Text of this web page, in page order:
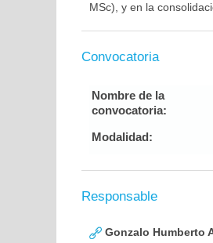
MSc), y en la
Convocatoria
Nombre de la
convocatoria:
Modalidad:
Responsable
Gonzalo Humberto